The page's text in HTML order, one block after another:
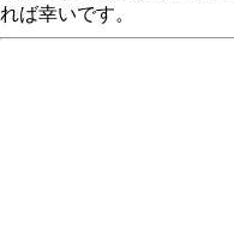
れば幸いです。